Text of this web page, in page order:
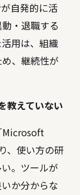
自発的に活
・退職する
用は、組織
、継続性が
教えていない
Microsoft
、使い方の研
。ツールが
か分からな